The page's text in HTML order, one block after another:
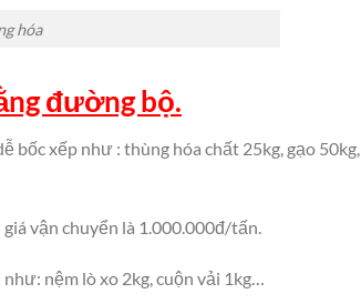
hóa
đường bộ.
bốc xếp như : thùng hóa chất 25kg, gạo 50kg,
vận chuyển là 1.000.000đ/tấn.
nệm lò xo 2kg, cuộn vải 1kg…